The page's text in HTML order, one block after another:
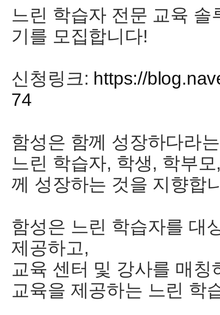
느린 학습자 전문 교육
기를 모집합니다!
신청링크: https://
74
함성은 함께 성장하다라
느린 학습자, 학생, 학부
께 성장하는 것을 지향합
함성은 느린 학습자를 대
제공하고,
교육 센터 및 강사를 매
교육을 제공하는 느린 학